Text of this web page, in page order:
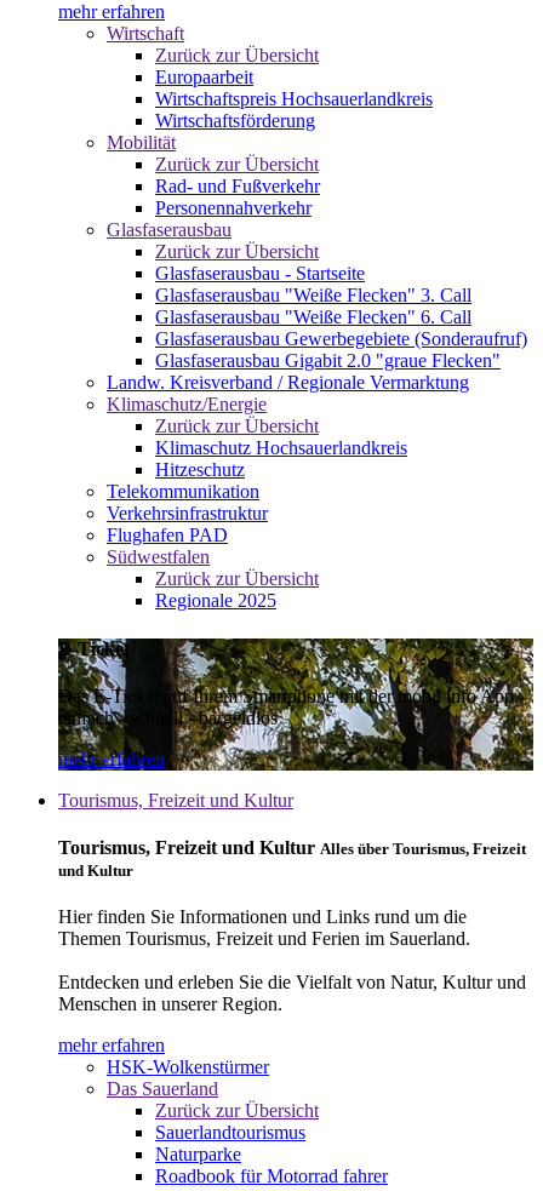
mehr erfahren
Wirtschaft
Zurück zur Übersicht
Europaarbeit
Wirtschaftspreis Hochsauerlandkreis
Wirtschaftsförderung
Mobilität
Zurück zur Übersicht
Rad- und Fußverkehr
Personennahverkehr
Glasfaserausbau
Zurück zur Übersicht
Glasfaserausbau - Startseite
Glasfaserausbau "Weiße Flecken" 3. Call
Glasfaserausbau "Weiße Flecken" 6. Call
Glasfaserausbau Gewerbegebiete (Sonderaufruf)
Glasfaserausbau Gigabit 2.0 "graue Flecken"
Landw. Kreisverband / Regionale Vermarktung
Klimaschutz/Energie
Zurück zur Übersicht
Klimaschutz Hochsauerlandkreis
Hitzeschutz
Telekommunikation
Verkehrsinfrastruktur
Flughafen PAD
Südwestfalen
Zurück zur Übersicht
Regionale 2025
E-Ticket
Das E-Ticket auf Ihrem Smartphone mit der mobil info App -
einfach - schnell - bargeldlos
mehr erfahren
Tourismus, Freizeit und Kultur
Tourismus, Freizeit und Kultur Alles über Tourismus, Freizeit
und Kultur
Hier finden Sie Informationen und Links rund um die
Themen Tourismus, Freizeit und Ferien im Sauerland.
Entdecken und erleben Sie die Vielfalt von Natur, Kultur und
Menschen in unserer Region.
mehr erfahren
HSK-Wolkenstürmer
Das Sauerland
Zurück zur Übersicht
Sauerlandtourismus
Naturparke
Roadbook für Motorrad fahrer